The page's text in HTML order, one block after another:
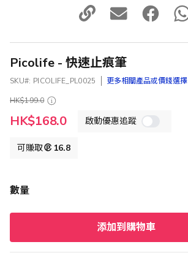
Picolife - 快速止痕筆
SKU PICOLIFE_PL0025
更多相關產品或價錢選擇
HK$199.0
特
殊
HK$168.0 啟動優惠追蹤
可賺取 16.8
數量
添加到購物車